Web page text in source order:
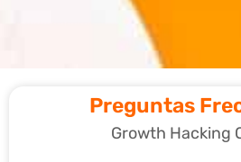
Preguntas
Growth Hacking